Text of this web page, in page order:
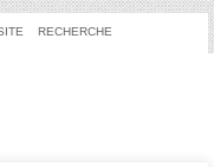
RECHERCHE